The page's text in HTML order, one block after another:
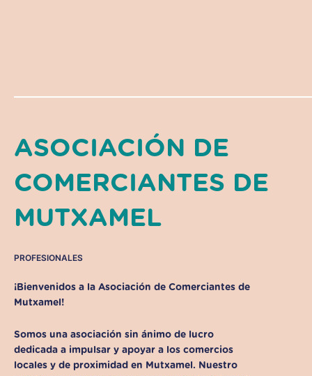
ASOCIACIÓN DE
COMERCIANTES DE
MUTXAMEL
PROFESIONALES
¡Bienvenidos a la Asociación de Comerciantes de
Mutxamel!
Somos una asociación sin ánimo de lucro
dedicada a impulsar y apoyar a los comercios
locales y de proximidad en Mutxamel. Nuestro